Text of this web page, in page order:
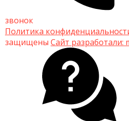
звонок
Политика
защищены Сайт разработали: